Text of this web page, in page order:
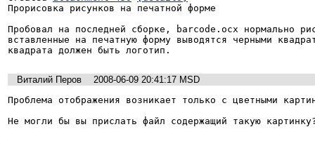
Прорисовка рисунков на печатной форме
Пробовал на последней сборке, barcode.ocx нормально
вставленные на печатную форму выводятся черными
квадрата должен быть логотип.
Виталий Перов
2008-06-09 20:41:17 MSD
Проблема отображения возникает только с цветными